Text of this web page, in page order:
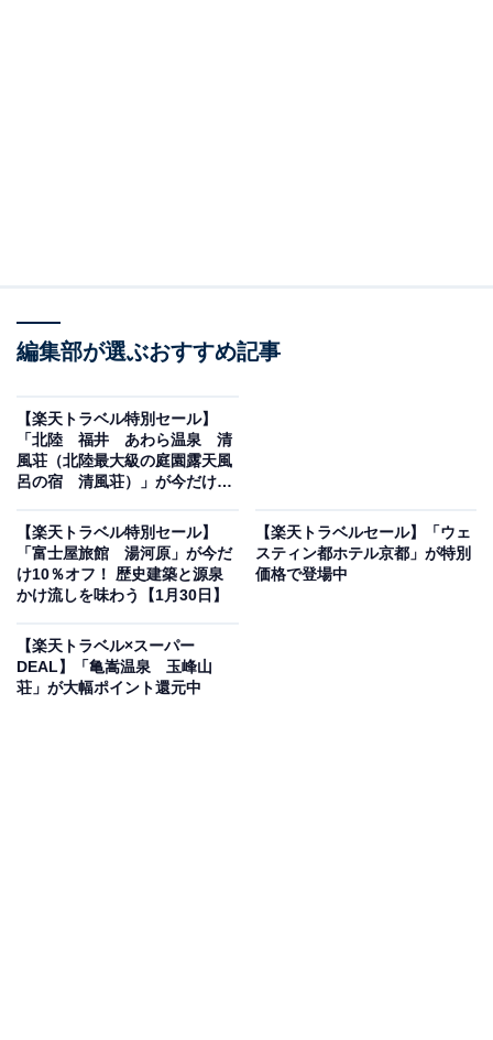
「ラフォーレ箱根強羅 湯の棲」は現在特別価格で宿泊
楽天トラベルでホテルを見る
編集部が選ぶおすすめ記事
【楽天トラベル特別セール】
「北陸 福井 あわら温泉 清
風荘（北陸最大級の庭園露天風
呂の宿 清風荘）」が今だけ特
天と名湯を満喫【1月30日】
【楽天トラベル特別セール】
「富士屋旅館 湯河原」が今だ
け10％オフ！ 歴史建築と源泉
かけ流しを味わう【1月30日】
【楽天トラベルセール】「ウェ
スティン都ホテル京都」が特別
価格で登場中
【楽天トラベル×スーパー
DEAL】「亀嵩温泉 玉峰山
荘」が大幅ポイント還元中